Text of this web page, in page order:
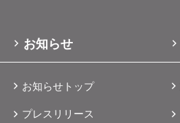
行うことが認
接話しながら
ごしいただけ
ております。
在庫をお探し
お知らせ
お知らせトップ
プレスリリース